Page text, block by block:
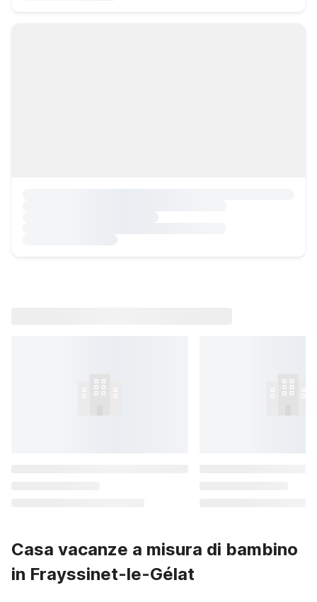
Casa vacanze a misura di bambino
in Frayssinet-le-Gélat